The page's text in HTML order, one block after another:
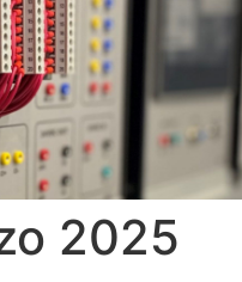
2025